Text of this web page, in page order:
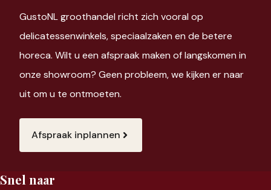
GustoNL groothandel richt zich vooral op
delicatessenwinkels, speciaalzaken en de betere
horeca. Wilt u een afspraak maken of langskomen in
onze showroom? Geen probleem, we kijken er naar
uit om u te ontmoeten.
Afspraak inplannen
Snel naar